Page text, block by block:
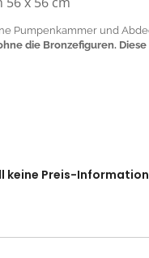
Pumpenkammer und
die Bronzefiguren.
Preis-